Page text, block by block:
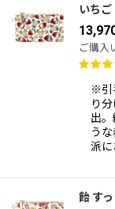
いちご
ご購入
※引
り
出
う
派に
飴 す